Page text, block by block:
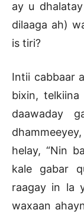
ay u
dilaaga ah)
is tiri?
Intii cabbaar
bixin, telkiina
daawaday
helay, “Nin
kale gabar
raagay in la
waxaan